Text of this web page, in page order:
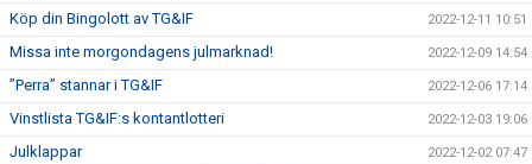
Köp din Bingolott av TG&IF 2022-12-11 10:51
Missa inte morgondagens julmarknad! 2022-12-09 14:54
”Perra” stannar i TG&IF 2022-12-06 17:14
Vinstlista TG&IF:s kontantlotteri 2022-12-03 19:06
Julklappar 2022-12-02 07:47